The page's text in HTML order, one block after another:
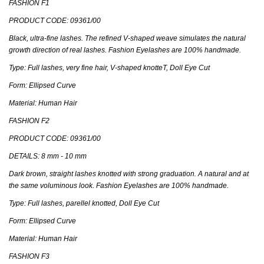
FASHION F1
PRODUCT CODE: 09361/00
Black, ultra-fine lashes. The refined V-shaped weave simulates the natural
growth direction of real lashes. Fashion Eyelashes are 100% handmade.
Type: Full lashes, very fine hair, V-shaped knotteT, Doll Eye Cut
Form: Ellipsed Curve
Material: Human Hair
FASHION F2
PRODUCT CODE: 09361/00
DETAILS: 8 mm - 10 mm
Dark brown, straight lashes knotted with strong graduation. A natural and at
the same voluminous look. Fashion Eyelashes are 100% handmade.
Type: Full lashes, parellel knotted, Doll Eye Cut
Form: Ellipsed Curve
Material: Human Hair
FASHION F3